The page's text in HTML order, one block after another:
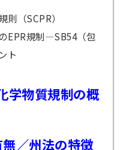
（SCPR）
EPR規制―SB54（包
ト
学物質規制の概
／州法の特徴